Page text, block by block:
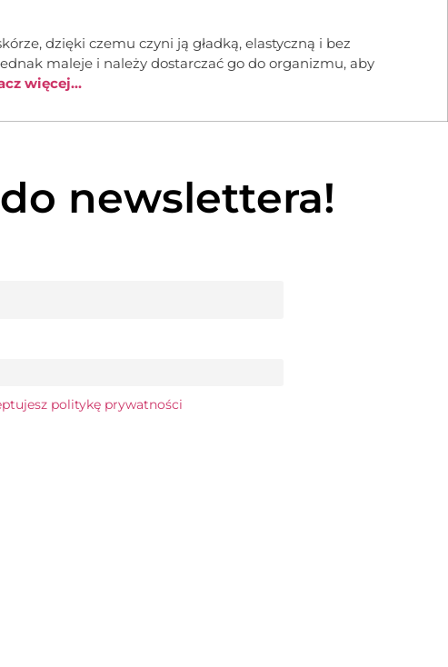
dzięki czemu czyni ją gładką, elastyczną i bez
maleje i należy dostarczać go do organizmu, aby
więcej...
newslettera!
politykę prywatności